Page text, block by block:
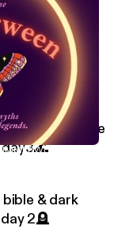
day 4🔮
//
& the
bible & dark
2🪦